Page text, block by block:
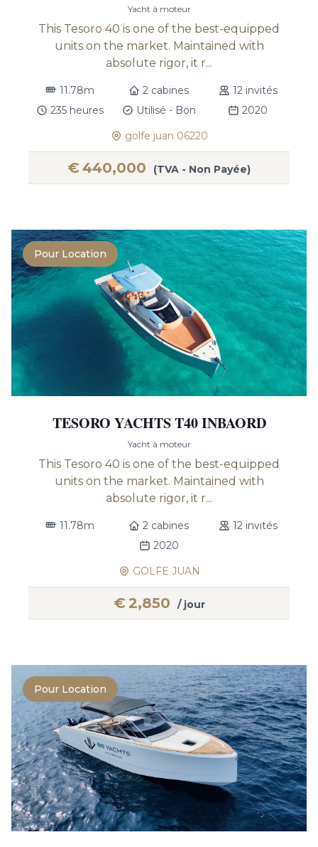
Yacht à moteur
This Tesoro 40 is one of the best-equipped
units on the market. Maintained with
absolute rigor, it r...
11.78m 2 cabines
12 invités
235 heures
Utilisé - Bon
2020
golfe juan 06220
€440,000 (TVA - Non Payée)
Pour Location
TESORO YACHTS T40 INBAORD
Yacht à moteur
This Tesoro 40 is one of the best-equipped
units on the market. Maintained with
absolute rigor, it r...
11.78m 2 cabines
12 invités
2020
GOLFE JUAN
€2,850 / jour
Pour Location